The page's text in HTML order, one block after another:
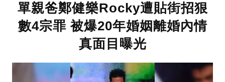
單親爸鄭健樂Rocky遭貼街招狠
數4宗罪 被爆20年婚姻離婚內情
真面目曝光